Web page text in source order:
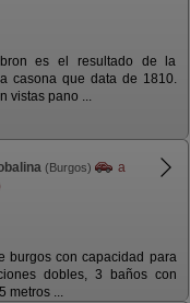
es el resultado de la
casona que data de 1810.
vistas pano ...
(Burgos)
a
burgos con capacidad para
dobles, 3 baños con
metros ...